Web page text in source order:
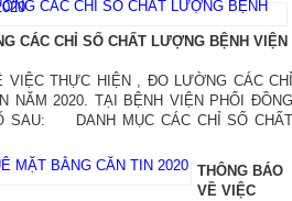
CÁC CHỈ SỐ CHẤT LƯỢNG BỆNH VIỆN
THỰC HIỆN , ĐO LƯỜNG CÁC CHỈ
NĂM 2020. TẠI BỆNH VIỆN PHỔI ĐỒNG
SAU: DANH MỤC CÁC CHỈ SỐ CHẤT
THÔNG BÁO
VỀ VIỆC